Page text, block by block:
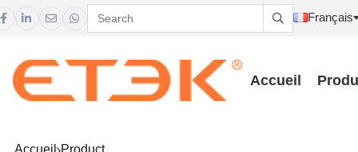
     Français
Accueil
Accueil Product